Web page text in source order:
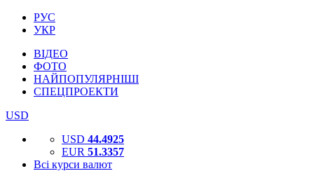
РУС
УКР
ВІДЕО
ФОТО
НАЙПОПУЛЯРНІШІ
СПЕЦПРОЕКТИ
USD
USD 44.4925
EUR 51.3357
Всі курси валют